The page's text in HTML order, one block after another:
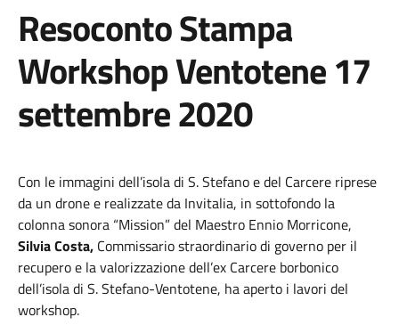
Resoconto Stampa
Workshop Ventotene 17
settembre 2020
Con le immagini dell’isola di S. Stefano e del Carcere riprese
da un drone e realizzate da Invitalia, in sottofondo la
colonna sonora “Mission” del Maestro Ennio Morricone,
Silvia Costa, Commissario straordinario di governo per il
recupero e la valorizzazione dell’ex Carcere borbonico
dell’isola di S. Stefano-Ventotene, ha aperto i lavori del
workshop.